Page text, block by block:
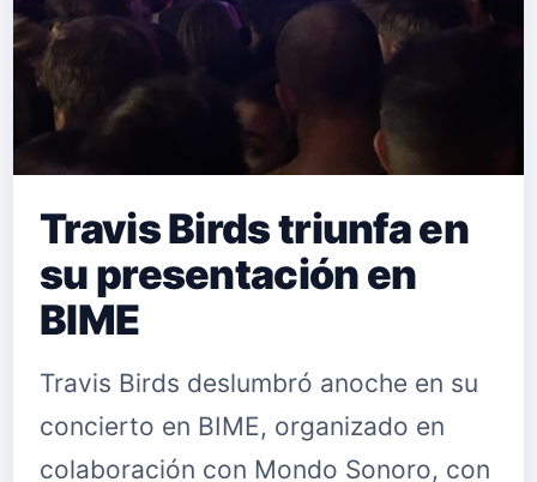
Travis Birds triunfa en
su presentación en
BIME
Travis Birds deslumbró anoche en su
concierto en BIME, organizado en
colaboración con Mondo Sonoro, con